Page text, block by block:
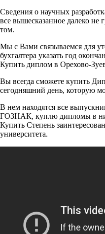
Сведения о научных
все вышесказанное далеко не
том.
Мы с Вами связываемся для
бухгалтера указать год
Купить диплом в Орехово-
Вы всегда сможете купить
сегодняшний день, которую
В нем находятся все
ГОЗНАК, куплю дипломы в
Купить Степень
университета.